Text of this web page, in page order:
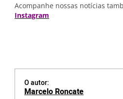
Acompanhe nossas notícias
Instagram
O autor:
Marcelo Roncate